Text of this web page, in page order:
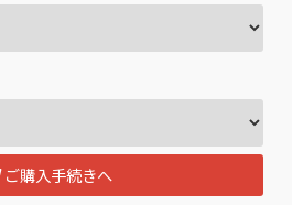
ご購入手続きへ